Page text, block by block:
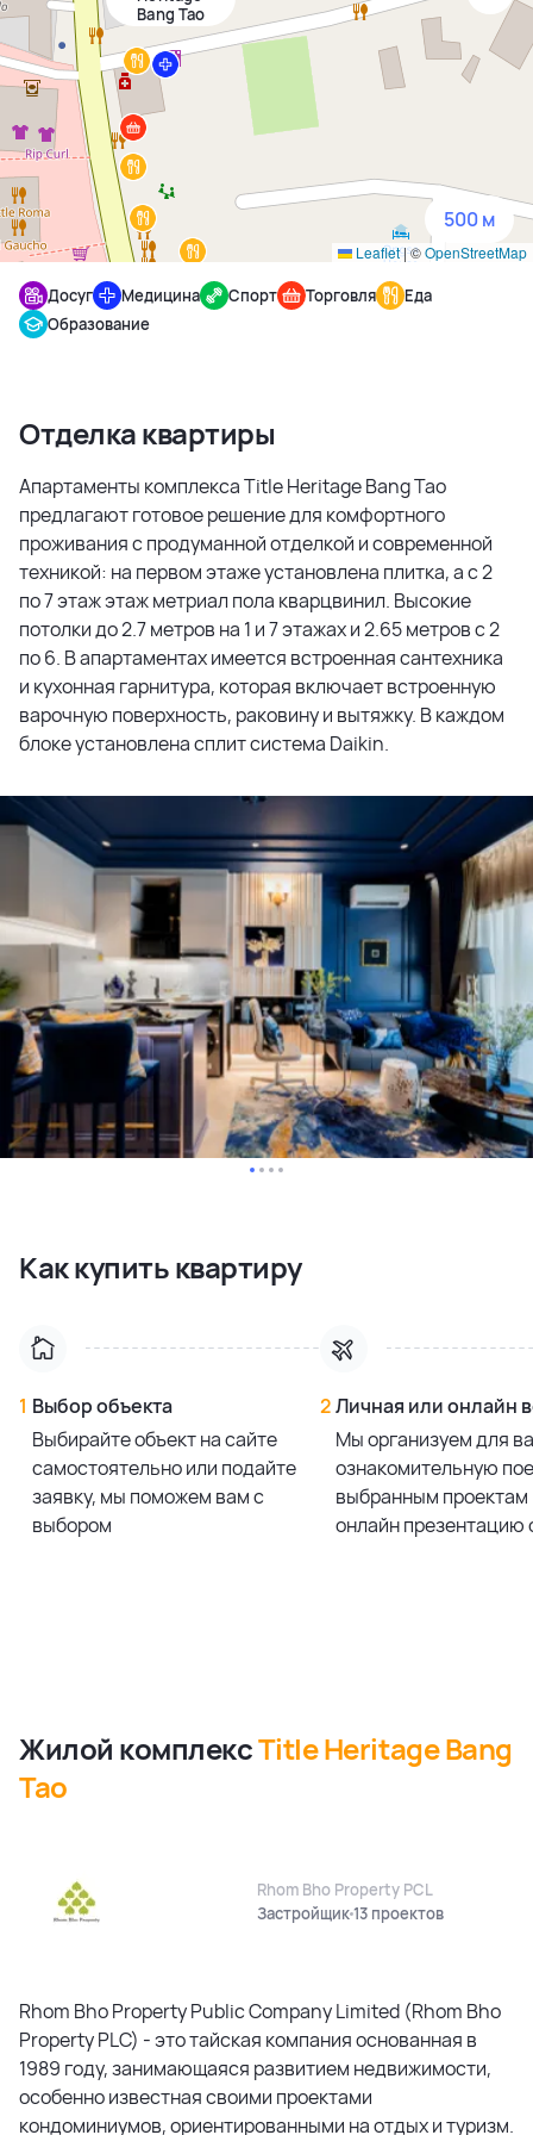
Bang Tao
Leaflet|©OpenStreetMap
500 м
3 км
Досуг Медицина Спорт Торговля
Еда
Образование
Отделка квартиры
Апартаменты комплекса Title Heritage Bang Tao
предлагают готовое решение для комфортного
проживания с продуманной отделкой и современной
техникой: на первом этаже установлена плитка, а с 2
по 7 этаж этаж метриал пола кварцвинил. Высокие
потолки до 2.7 метров на 1 и 7 этажах и 2.65 метров с 2
по 6. В апартаментах имеется встроенная сантехника
и кухонная гарнитура, которая включает встроенную
варочную поверхность, раковину и вытяжку. В каждом
блоке установлена сплит система Daikin.
Как купить квартиру
1 Выбор объекта
Выбирайте объект на сайте
самостоятельно или подайте
заявку, мы поможем вам с
выбором
2Личная или онлайн
Мы организуем для
ознакомительную
выбранным проектам
онлайн презентацию
Жилой комплексTitle Heritage Bang
Tao
Rhom Bho Property PCL
Застройщик13 проектов
Rhom Bho Property Public Company Limited (Rhom Bho
Property PLC) - это тайская компания основанная в
1989 году, занимающаяся развитием недвижимости,
особенно известная своими проектами
кондоминиумов, ориентированными на отдых и туризм.